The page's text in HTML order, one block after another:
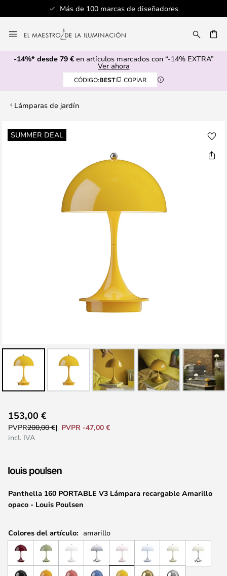
Más de 100 marcas de diseñadores
al
contenido
-14%* desde 79 €en artículos marcados con “-14% EXTRA”
Ver ahora
CÓDIGO:BEST COPIAR
Lámparas de jardín
SUMMER DEAL
Saltar
al
comienzo
galería
imágenes
Panthella 160 PORTABLE V3 Lámpara recargable Amarillo
opaco - Louis Poulsen
153,00 €
PVPR200,00 €
PVPR -47,00 €
incl. IVA
Colores del artículo: amarillo